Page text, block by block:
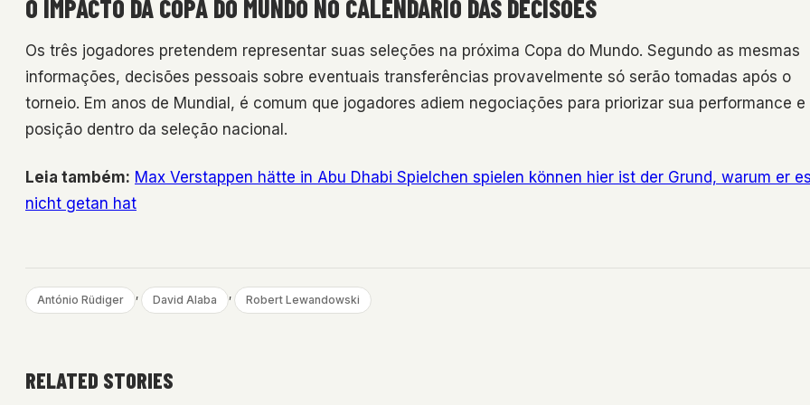
O IMPACTO DA COPA DO MUNDO NO CALENDÁRIO DAS DECISÕES
Os três jogadores pretendem representar suas seleções na próxima Copa do Mundo. Segundo as mesmas
informações, decisões pessoais sobre eventuais transferências provavelmente só serão tomadas após o
torneio. Em anos de Mundial, é comum que jogadores adiem negociações para priorizar sua performance e
posição dentro da seleção nacional.
Leia também: Max Verstappen hätte in Abu Dhabi Spielchen spielen können hier ist der Grund, warum er
nicht getan hat
António Rüdiger , David Alaba , Robert Lewandowski
RELATED STORIES